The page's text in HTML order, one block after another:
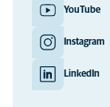
YouTube
Instagram
LinkedIn